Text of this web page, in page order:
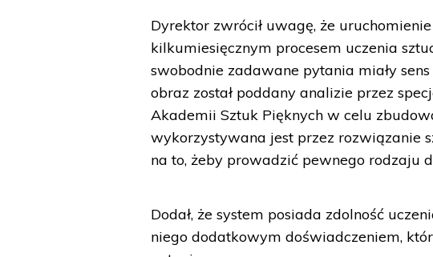
Dyrektor zwrócił uwagę, że
kilkumiesięcznym procesem uczenia
swobodnie zadawane pytania miały
obraz został poddany analizie przez
Akademii Sztuk Pięknych w celu
wykorzystywana jest przez rozwiązanie
na to, żeby prowadzić pewnego rodzaju
Dodał, że system posiada zdolność
niego dodatkowym doświadczeniem,